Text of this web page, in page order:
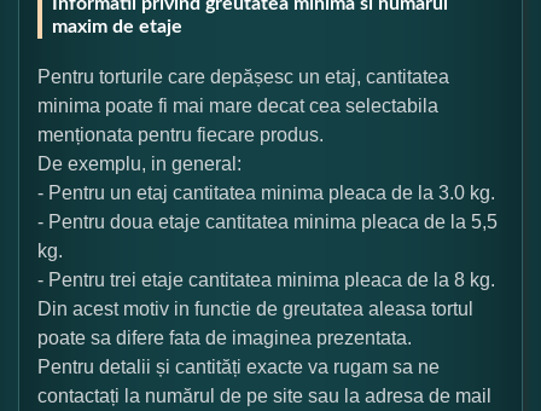
maxim de etaje
Pentru torturile care depășesc un etaj, cantitatea
minima poate fi mai mare decat cea selectabila
menționata pentru fiecare produs.
De exemplu, in general:
- Pentru un etaj cantitatea minima pleaca de la 3.0 kg.
- Pentru doua etaje cantitatea minima pleaca de la 5,5
kg.
- Pentru trei etaje cantitatea minima pleaca de la 8 kg.
Din acest motiv in functie de greutatea aleasa tortul
poate sa difere fata de imaginea prezentata.
Pentru detalii și cantități exacte va rugam sa ne
contactați la numărul de pe site sau la adresa de mail